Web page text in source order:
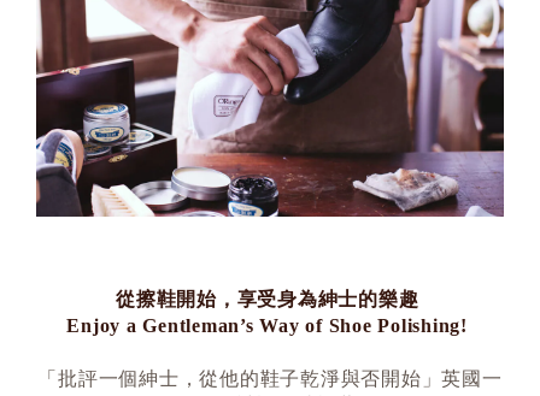
從擦鞋開始，享受身為紳士的樂趣
Enjoy a Gentleman’s Way of Shoe Polishing!
「批評一個紳士，從他的鞋子乾淨與否開始」英國一